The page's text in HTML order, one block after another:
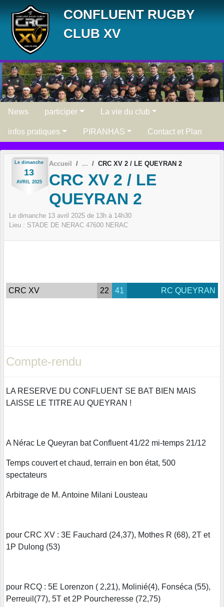
CONFLUENT RUGBY
CLUB XV
News participer La vie du club
infos pratiques PIRANHAS Contact et Plan
Le dimanche
13
AVRIL 2025
Accueil CRC XV 2 / LE QUEYRAN 2
CRC XV 2 / LE
QUEYRAN 2
Le dimanche 13 avril 2025 de 13h à 14h30
Lieu : STADE DE NERAC 47600 NERAC
CRC XV 22 41 RC QUEYRAN
Compte-rendu
LA RESERVE DU CONFLUENT SE BAT BIEN MAIS
LAISSE LE TITRE AU QUEYRAN !
A Nérac Le Queyran bat Confluent 41/22 mi-temps 21/12
Temps couvert et chaud, terrain en bon état, 500
spectateurs
Arbitrage de M. Antoine Milani Lousteau
pour CRC XV : 3E Fauchard (24,37), Mothes R (68), 2T et
1P Dulong (53)
pour RCQ : 5E Lorenzon ( 2,21), Molinié(4), Fonséca (55),
Perreuil(77), 5T et 2P Pourcheresse (72,75)
Panneau de gestion des cookies